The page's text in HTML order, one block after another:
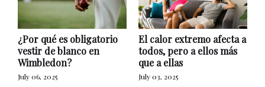
¿Por qué es obligatorio
vestir de blanco en
Wimbledon?
July 06, 2025
El calor extremo afecta a
todos, pero a ellos más
que a ellas
July 03, 2025